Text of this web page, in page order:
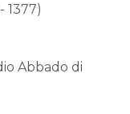
1377)
Abbado di